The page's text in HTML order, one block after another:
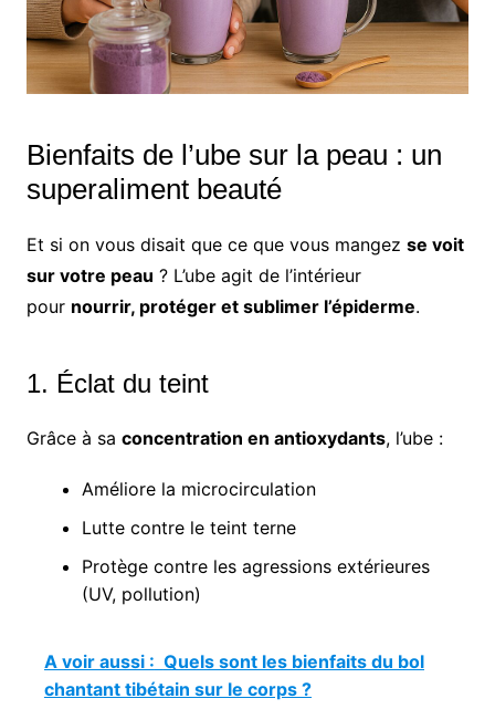
Bienfaits de l’ube sur la peau : un
superaliment beauté
Et si on vous disait que ce que vous mangez se voit
sur votre peau ? L’ube agit de l’intérieur
pour nourrir, protéger et sublimer l’épiderme.
1. Éclat du teint
Grâce à sa concentration en antioxydants, l’ube :
Améliore la microcirculation
Lutte contre le teint terne
Protège contre les agressions extérieures
(UV, pollution)
A voir aussi : Quels sont les bienfaits du bol
chantant tibétain sur le corps ?